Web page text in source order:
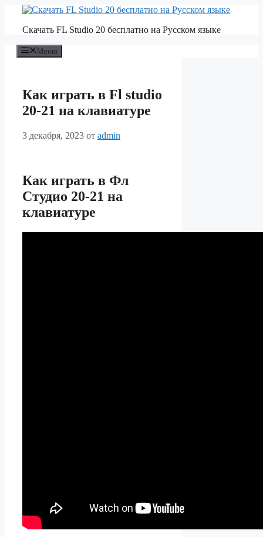
Перейти
содержимому
Скачать FL Studio 20 бесплатно на Русском языке
Меню
Как играть в Fl studio
20-21 на клавиатуре
3 декабря, 2023 от admin
Как играть в Фл
Студио 20-21 на
клавиатуре